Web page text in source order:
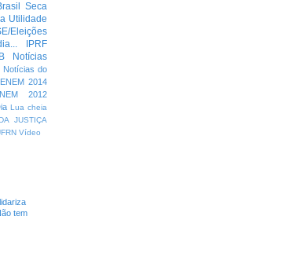
Seca
Utilidade
Eleições
IPRF
Notícias
Notícias do
ENEM 2014
2012
Lua cheia
JUSTIÇA
Vídeo
tem